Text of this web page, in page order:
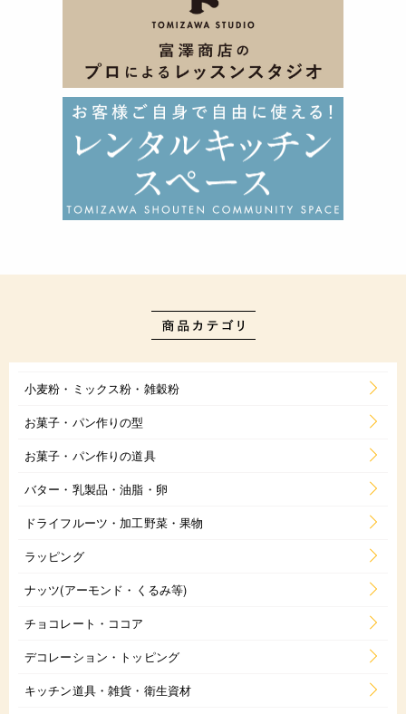
小麦粉・ミックス粉・雑穀粉
お菓子・パン作りの型
お菓子・パン作りの道具
バター・乳製品・油脂・卵
ドライフルーツ・加工野菜・果物
ラッピング
ナッツ(アーモンド・くるみ等)
チョコレート・ココア
デコレーション・トッピング
キッチン道具・雑貨・衛生資材